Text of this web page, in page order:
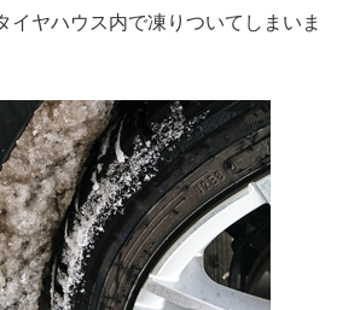
イヤハウス内で凍りついてしまいま